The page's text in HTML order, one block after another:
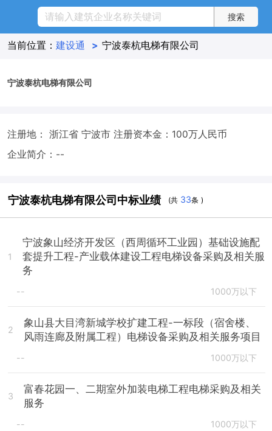
当前位置： 建设通 > 宁波泰杭电梯有限公司
宁波泰杭电梯有限公司
注册地： 浙江省 宁波市 注册资本金：100万人民币
企业简介：--
宁波泰杭电梯有限公司中标业绩 (共 33条 )
1
宁波象山经济开发区（西周循环工业园）基础设施配
套提升工程-产业载体建设工程电梯设备采购及相关服
务
-- 1000万以下
2
象山县大目湾新城学校扩建工程-一标段（宿舍楼、
风雨连廊及附属工程）电梯设备采购及相关服务项目
-- 1000万以下
3
富春花园一、二期室外加装电梯工程电梯采购及相关
服务
-- 1000万以下